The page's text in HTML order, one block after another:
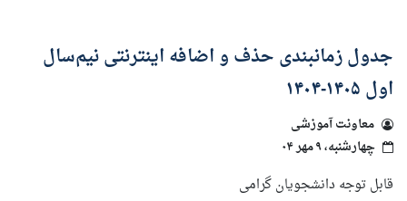
جدول زمانبندی حذف و اضافه اینترنتی نیم‌سال
اول ۱۴۰۵-۱۴۰۴
معاونت آموزشی
چهارشنبه، ۹ مهر ۰۴
قابل توجه دانشجویان گرامی